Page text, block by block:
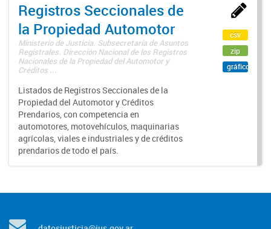
Registros Seccionales de
la Propiedad Automotor
Ministerio de Justicia. Subsecretaría de Asuntos
Registrales. Dirección Nacional de los Registros
Nacionales de la Propiedad del Automotor y
Créditos ...
Listados de Registros Seccionales de la
Propiedad del Automotor y Créditos
Prendarios, con competencia en
automotores, motovehículos, maquinarias
agrícolas, viales e industriales y de créditos
prendarios de todo el país.
csv
zip
gráfico